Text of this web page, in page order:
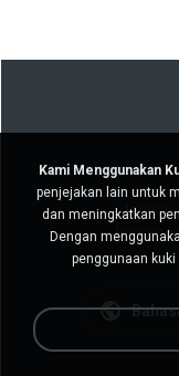
Jangan
Jangan
Kami Menggunakan
penjejakan lain untuk
dan meningkatkan
Dengan
penggunaan